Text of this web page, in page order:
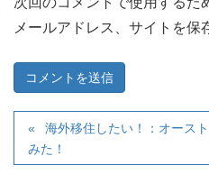
メールアドレス、サイトを保
海外移住したい！：オース
みた！